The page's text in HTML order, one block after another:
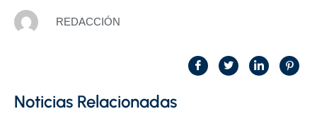
REDACCIÓN
Noticias Relacionadas